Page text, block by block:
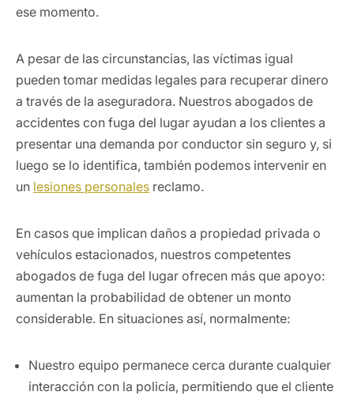
ese momento.
A pesar de las circunstancias, las víctimas igual
pueden tomar medidas legales para recuperar dinero
a través de la aseguradora. Nuestros abogados de
accidentes con fuga del lugar ayudan a los clientes a
presentar una demanda por conductor sin seguro y, si
luego se lo identifica, también podemos intervenir en
un lesiones personales reclamo.
En casos que implican daños a propiedad privada o
vehículos estacionados, nuestros competentes
abogados de fuga del lugar ofrecen más que apoyo:
aumentan la probabilidad de obtener un monto
considerable. En situaciones así, normalmente:
Nuestro equipo permanece cerca durante cualquier
interacción con la policía, permitiendo que el cliente